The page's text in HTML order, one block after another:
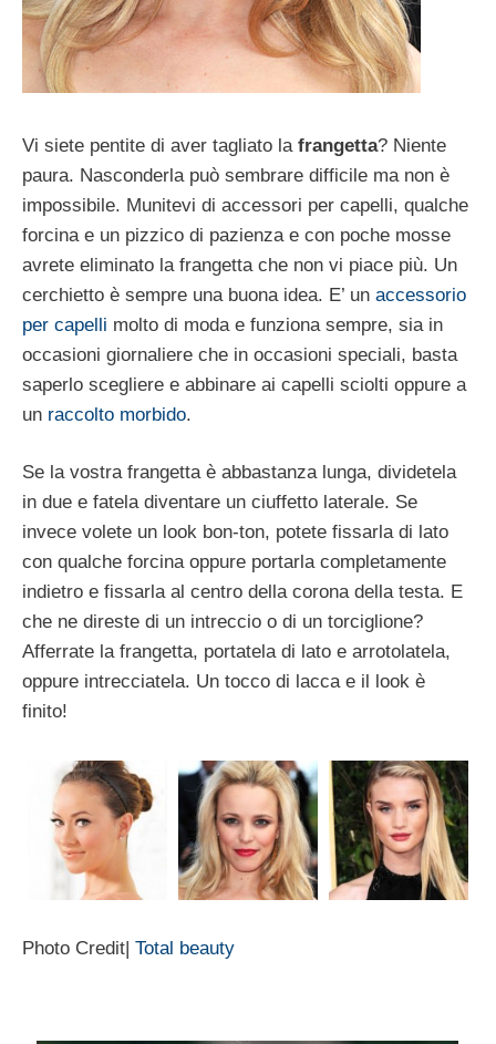
Vi siete pentite di aver tagliato lafrangetta? Niente
paura. Nasconderla può sembrare difficile ma non è
impossibile. Munitevi di accessori per capelli, qualche
forcina e un pizzico di pazienza e con poche mosse
avrete eliminato la frangetta che non vi piace più. Un
cerchietto è sempre una buona idea. E’ un accessorio
per capelli molto di moda e funziona sempre, sia in
occasioni giornaliere che in occasioni speciali, basta
saperlo scegliere e abbinare ai capelli sciolti oppure a
un raccolto morbido.
Se la vostra frangetta è abbastanza lunga, dividetela
in due e fatela diventare un ciuffetto laterale. Se
invece volete un look bon-ton, potete fissarla di lato
con qualche forcina oppure portarla completamente
indietro e fissarla al centro della corona della testa. E
che ne direste di un intreccio o di un torciglione?
Afferrate la frangetta, portatela di lato e arrotolatela,
oppure intrecciatela. Un tocco di lacca e il look è
finito!
Photo Credit| Total beauty